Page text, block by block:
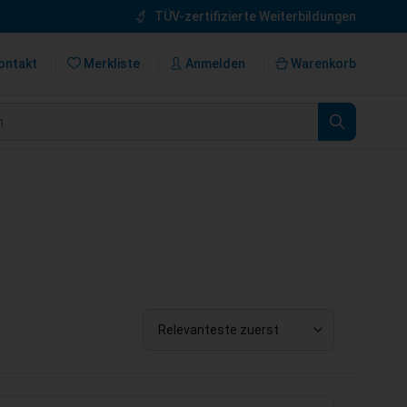
TÜV-zertifizierte Weiterbildungen
Merkliste Anmelden Warenkorb